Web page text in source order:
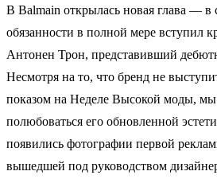
В Balmain открылась новая глава — в
обязанности в полной мере вступил
Антонен Трон, представивший
Несмотря на то, что бренд не
показом на Неделе Высокой моды,
полюбоваться его обновленной
появились фотографии первой
вышедшей под руководством